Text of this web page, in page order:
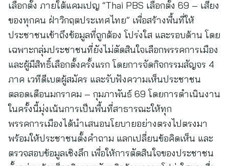
ตลอดเดือนมกราคม – กุมภาพันธ์ 69 โดยการดำเนินงาน
ในครั้งนี้มุ่งเน้นการเป็นพื้นที่สาธารณะให้ทุก
พรรคการเมืองได้นำเสนอนโยบายอย่างตรงไปตรงมา
พร้อมให้ประชาชนตั้งคำถาม แลกเปลี่ยนข้อคิดเห็น และ
ตรวจสอบข้อมูลเชิงลึก เพื่อให้การตัดสินใจของประชาชน
ตั้งอยู่บนข้อเท็จจริงตามพันธกิจด้านความโปร่งใสของสื่อ
สาธารณะ
นายวันชัย ตันติวิทยาพิทักษ์ ผู้อำนวยการ ส.ส.ท.
“กิจกรรมจะจัดขึ้นในรูปแบบเวทีเสวนาและนิทรรศการใน
พื้นที่ศูนย์กลางของเมือง ครอบคลุม 4 ภูมิภาคและ